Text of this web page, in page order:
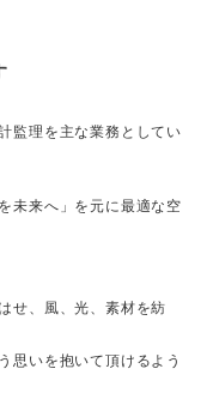
監理を主な業務としてい
未来へ」を元に最適な空
せ、風、光、素材を紡
思いを抱いて頂けるよう